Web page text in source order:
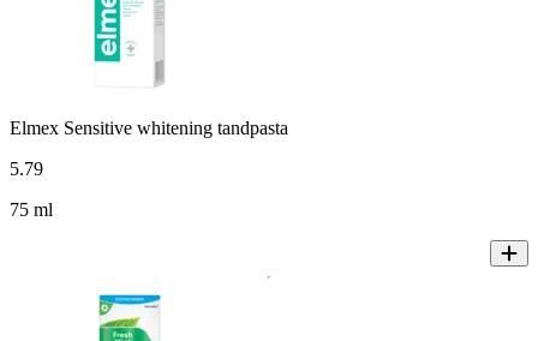
Elmex Sensitive whitening tandpasta
5.79
75 ml